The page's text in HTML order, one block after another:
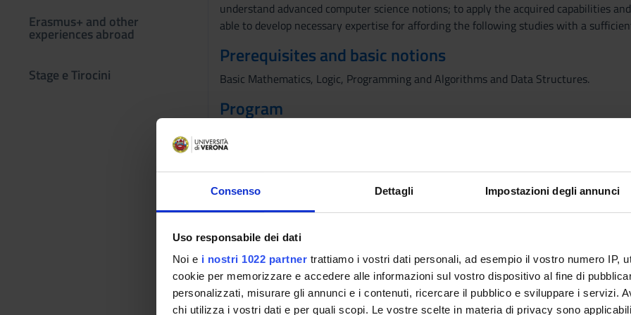
Consenso Dettagli Impostazioni degli annunci
Uso responsabile dei dati
Noi e i nostri 1022 partner trattiamo i vostri dati personali, ad esempio il vostro numero IP,
cookie per memorizzare e accedere alle informazioni sul vostro dispositivo al fine di
personalizzati, misurare gli annunci e i contenuti, ricercare il pubblico e sviluppare i servizi.
chi utilizza i vostri dati e per quali scopi. Le vostre scelte in materia di privacy sono
Erasmus+ and other
experiences abroad
Stage e Tirocini
understand advanced computer science notions; to apply the acquired capabilities
able to develop necessary expertise for affording the following studies with a
Prerequisites and basic notions
Basic Mathematics, Logic, Programming and Algorithms and Data Structures.
Program
The course is structured in two parts. Automata and formal languages: Languages
Context-free languages, normal forms and pushdown automata, Chomsky
algorithm, Formal models for computation: Turing machines/recursive functions/
the smn theorem, Solvable and unsolvable problems: the halting problem,
Recursive sets and re, Recursion theorems and Rice's theorem, Functional
Bibliography
Vai alla bibliografia
Visualizza la bibliografia con Leganto,
recuperare i testi in programma d'esame in